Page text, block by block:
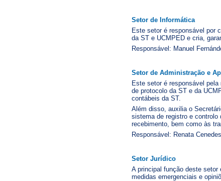
Setor de Informática
Este setor é responsável por
da ST e UCMPED e cria,
Responsável: Manuel
Setor de Administração e
Este setor é responsável
de protocolo da ST e da
contábeis da ST.
Além disso, auxilia o
sistema de registro e controlo
recebimento, bem como às
Responsável: Renata
Setor Jurídico
A principal função deste
medidas emergenciais e